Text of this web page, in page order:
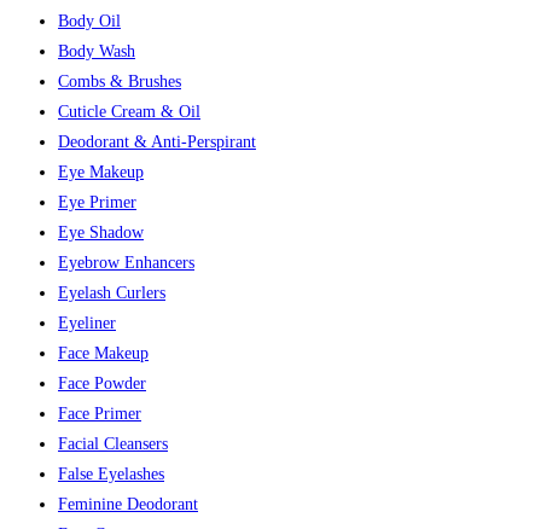
Body Oil
Body Wash
Combs & Brushes
Cuticle Cream & Oil
Deodorant & Anti-Perspirant
Eye Makeup
Eye Primer
Eye Shadow
Eyebrow Enhancers
Eyelash Curlers
Eyeliner
Face Makeup
Face Powder
Face Primer
Facial Cleansers
False Eyelashes
Feminine Deodorant